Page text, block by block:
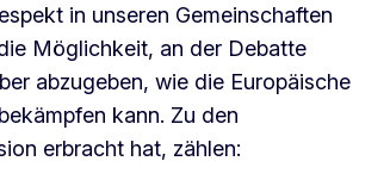
in unseren Gemeinschaften
Möglichkeit, an der Debatte
abzugeben, wie die Europäische
kann. Zu den
erbracht hat, zählen: